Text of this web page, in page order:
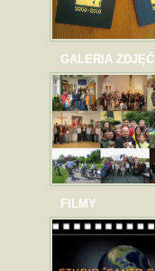
GALERIA ZDJĘĆ
FILMY